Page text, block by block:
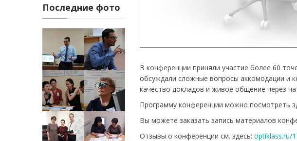
В конференции приняли участие более 60
обсуждали сложные вопросы аккомодации и
качество докладов и живое общение через
Программу конференции можно посмотреть
Вы можете заказать запись материалов
Отзывы о конференции см. здесь: optiklass.ru/
Последние фото